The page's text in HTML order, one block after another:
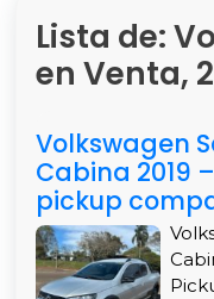
Lista de:
en Venta,
Volkswagen
Cabina 2019
pickup